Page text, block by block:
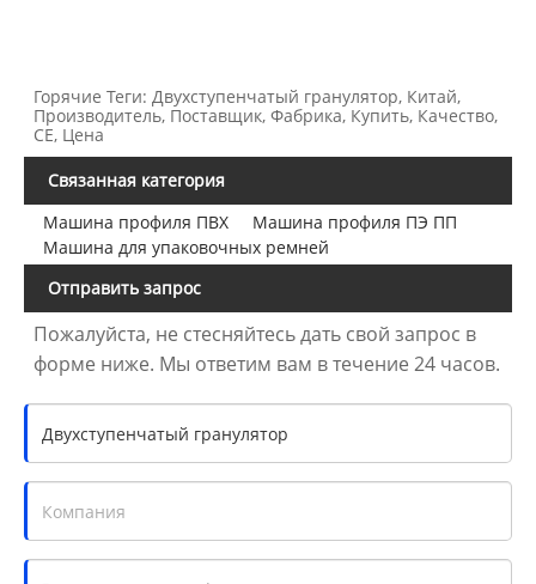
Горячие Теги: Двухступенчатый гранулятор, Китай,
Производитель, Поставщик, Фабрика, Купить, Качество,
CE, Цена
Связанная категория
Машина профиля ПВХ
Машина профиля ПЭ ПП
Машина для упаковочных ремней
Отправить запрос
Пожалуйста, не стесняйтесь дать свой запрос в
форме ниже. Мы ответим вам в течение 24 часов.